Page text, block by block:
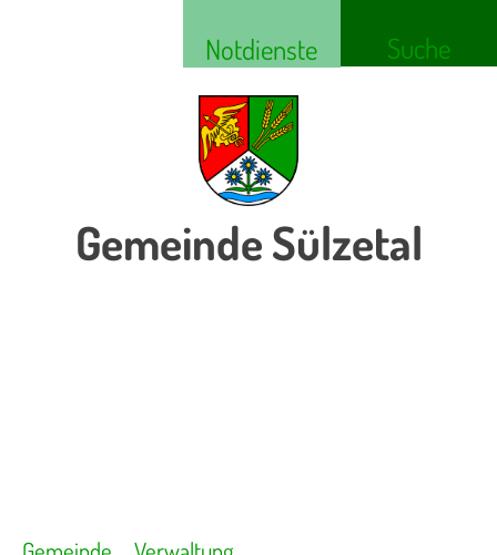
Notdienste Suche
Gemeinde Sülzetal